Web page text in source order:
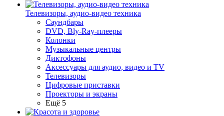
Телевизоры, аудио-видео техника
Саундбары
DVD, Bly-Ray-плееры
Колонки
Музыкальные центры
Диктофоны
Аксессуары для аудио, видео и TV
Телевизоры
Цифровые приставки
Проекторы и экраны
Ещё 5